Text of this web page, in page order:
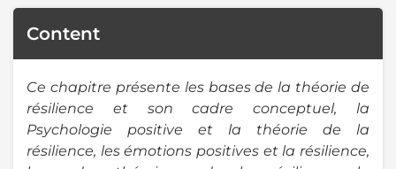
Content
Ce chapitre présente les bases de la théorie de
résilience et son cadre conceptuel, la
Psychologie positive et la théorie de la
résilience, les émotions positives et la résilience,